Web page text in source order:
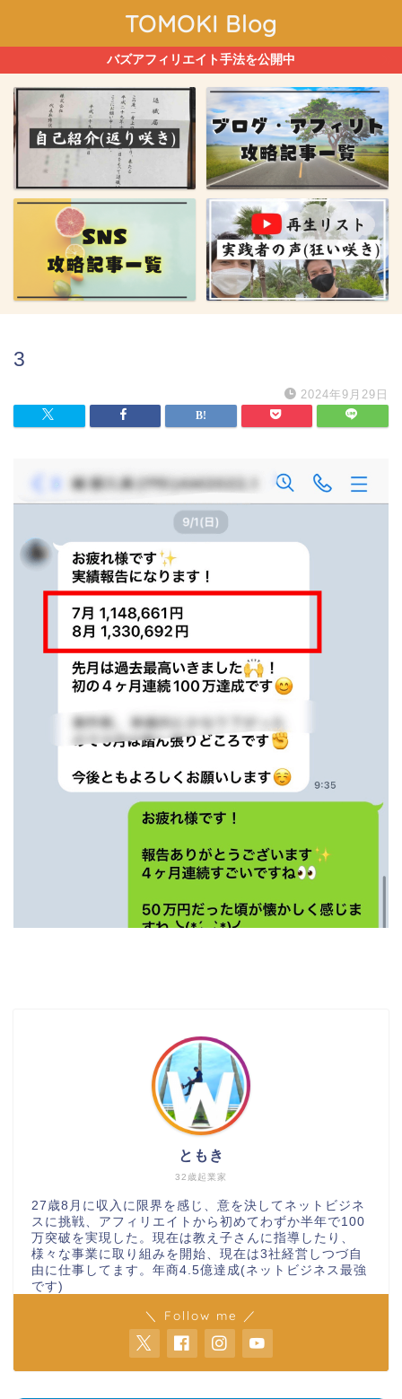
TOMOKI Blog
バズアフィリエイト手法を公開中
3
2024年9月29日
32歳起業家
ともき
27歳8月に収入に限界を感じ、意を決してネットビジネ
スに挑戦、アフィリエイトから初めてわずか半年で100
万突破を実現した。現在は教え子さんに指導したり、
様々な事業に取り組みを開始、現在は3社経営しつづ自
由に仕事してます。年商4.5億達成(ネットビジネス最強
です)
＼ Follow me ／